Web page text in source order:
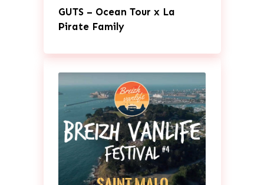
GUTS – Ocean Tour x La
Pirate Family